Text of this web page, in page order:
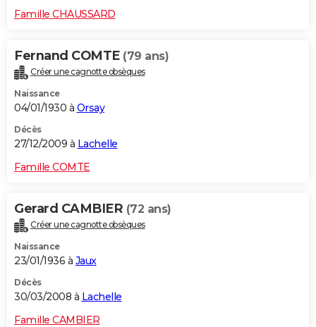
Famille CHAUSSARD
Fernand COMTE (79 ans)
Créer une cagnotte obsèques
Naissance
04/01/1930 à Orsay
Décès
27/12/2009 à Lachelle
Famille COMTE
Gerard CAMBIER (72 ans)
Créer une cagnotte obsèques
Naissance
23/01/1936 à Jaux
Décès
30/03/2008 à Lachelle
Famille CAMBIER